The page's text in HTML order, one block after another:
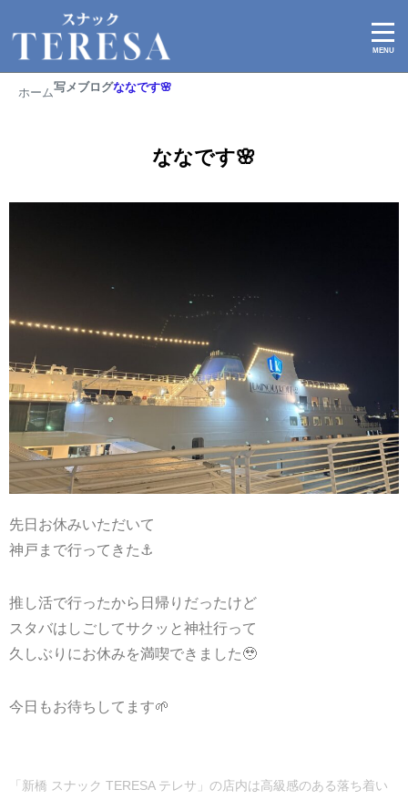
ホーム写メブログななです🌸
ななです🌸
先日お休みいただいて
神戸まで行ってきた⚓️
推し活で行ったから日帰りだったけど
スタバはしごしてサクッと神社行って
久しぶりにお休みを満喫できました🥹
今日もお待ちしてます🌱
「新橋 スナック TERESA テレサ」の店内は高級感のある落ち着い